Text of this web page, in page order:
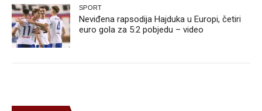
SPORT
Neviđena rapsodija Hajduka u Europi, četiri
euro gola za 5:2 pobjedu – video